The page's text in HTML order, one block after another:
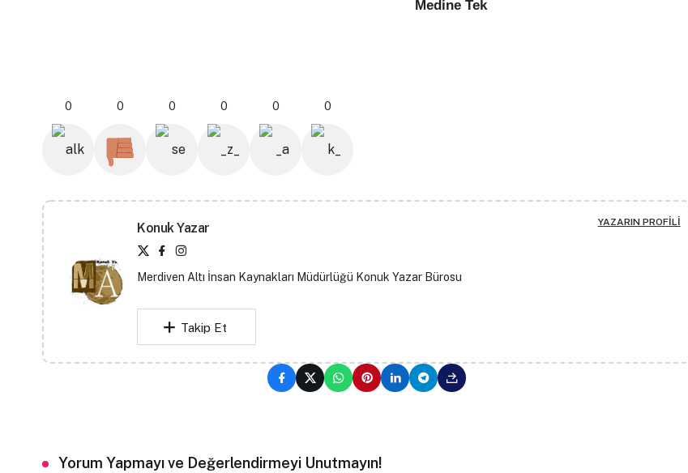
Medine Tek
0 0 0 0 0 0
Konuk Yazar
Merdiven Altı İnsan Kaynakları Müdürlüğü Konuk Yazar Bürosu
YAZARIN PROFILI
Takip Et
Yorum Yapmayı ve Değerlendirmeyi Unutmayın!